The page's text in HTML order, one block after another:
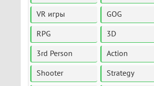
VR игры GOG
RPG 3D
3rd Person Action
Shooter Strategy